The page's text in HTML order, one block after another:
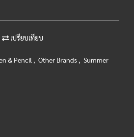
เปรียบเทียบ
& Pencil , Other Brands , Summer